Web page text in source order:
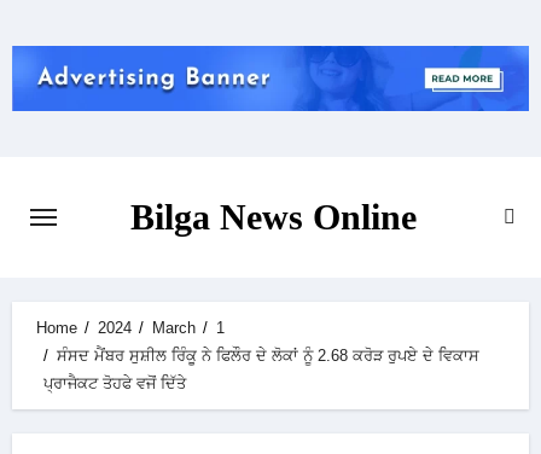
to
content
Bilga News Online
Home 2024 March
1
ਸੰਸਦ ਮੈਂਬਰ ਸੁਸ਼ੀਲ ਰਿੰਕੂ ਨੇ ਫਿਲੌਰ ਦੇ ਲੋਕਾਂ ਨੂੰ 2.68 ਕਰੋੜ ਰੁਪਏ ਦੇ ਵਿਕਾਸ
ਪ੍ਰਾਜੈਕਟ ਤੋਹਫੇ ਵਜੋਂ ਦਿੱਤੇ